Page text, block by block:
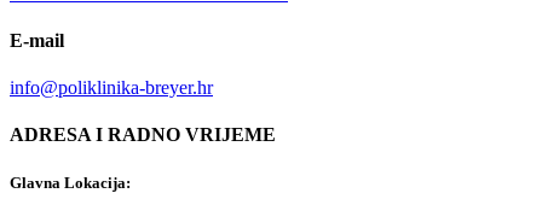
E-mail
info@poliklinika-breyer.hr
ADRESA I RADNO VRIJEME
Glavna Lokacija: